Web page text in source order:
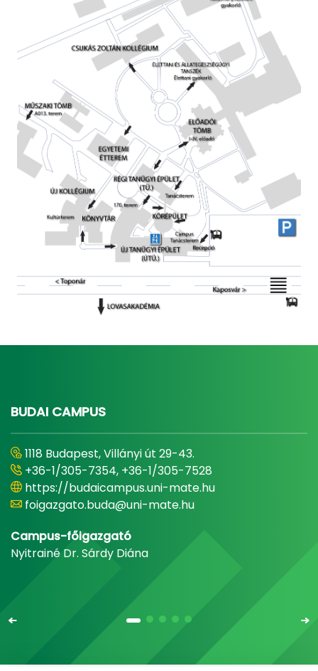
BUDAI CAMPUS
1118 Budapest, Villányi út 29-43.
+36-1/305-7354, +36-1/305-7528
https://budaicampus.uni-mate.hu
foigazgato.buda@uni-mate.hu
Campus-főigazgató
Nyitrainé Dr. Sárdy Diána